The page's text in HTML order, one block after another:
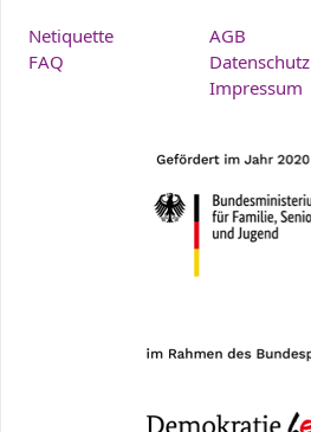
Netiquette
FAQ
AGB
Datenschutz
Impressum